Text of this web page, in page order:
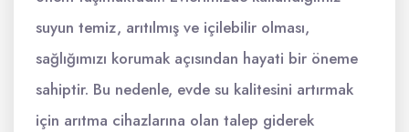
suyun temiz, arıtılmış ve içilebilir olması,
sağlığımızı korumak açısından hayati bir öneme
sahiptir. Bu nedenle, evde su kalitesini artırmak
için arıtma cihazlarına olan talep giderek